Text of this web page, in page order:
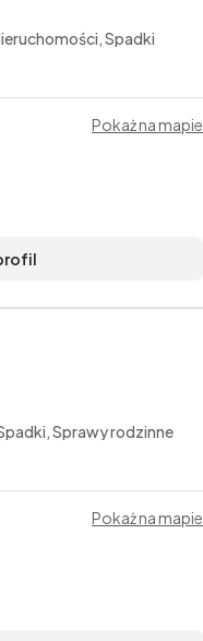
Spadki
Pokaż na mapie
Sprawy rodzinne
Pokaż na mapie